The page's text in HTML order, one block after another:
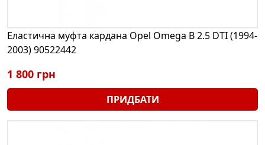
Еластична муфта кардана Opel Omega B 2.5 DTI (1994-
2003) 90522442
1 800 грн
ПРИДБАТИ